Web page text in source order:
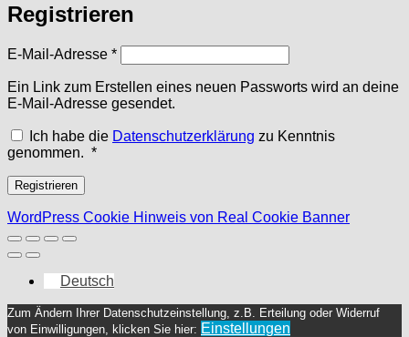
Registrieren
E-Mail-Adresse *Erforderlich
Ein Link zum Erstellen eines neuen Passworts wird an deine
E-Mail-Adresse gesendet.
Ich habe die Datenschutzerklärung zu Kenntnis
genommen. *Erforderlich
Registrieren
WordPress Cookie Hinweis von Real Cookie Banner
Deutsch
Zum Ändern Ihrer Datenschutzeinstellung, z.B. Erteilung oder Widerruf
von Einwilligungen, klicken Sie hier: Einstellungen